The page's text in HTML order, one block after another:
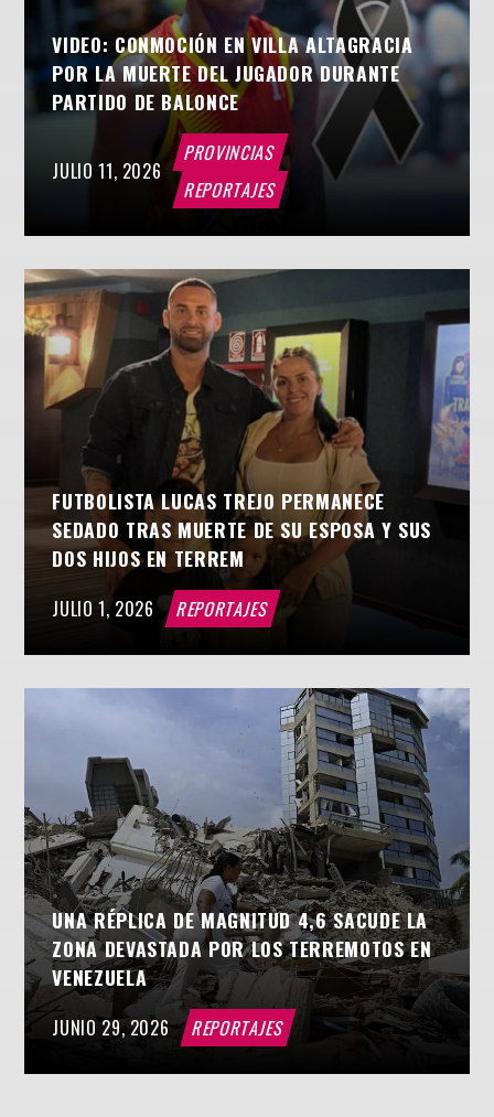
VIDEO: CONMOCIÓN EN VILLA ALTAGRACIA
POR LA MUERTE DEL JUGADOR DURANTE
PARTIDO DE BALONCE
JULIO 11, 2026
PROVINCIAS
REPORTAJES
FUTBOLISTA LUCAS TREJO PERMANECE
SEDADO TRAS MUERTE DE SU ESPOSA Y SUS
DOS HIJOS EN TERREM
JULIO 1, 2026 REPORTAJES
UNA RÉPLICA DE MAGNITUD 4,6 SACUDE LA
ZONA DEVASTADA POR LOS TERREMOTOS EN
VENEZUELA
JUNIO 29, 2026 REPORTAJES